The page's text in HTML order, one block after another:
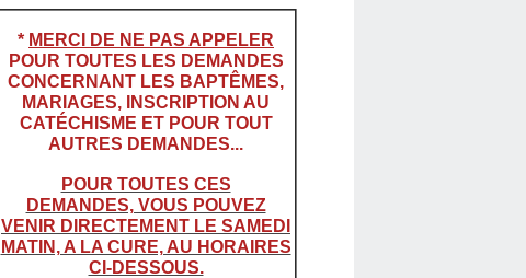
* MERCI DE NE PAS APPELER
POUR TOUTES LES DEMANDES
CONCERNANT LES BAPTÊMES,
MARIAGES, INSCRIPTION AU
CATÉCHISME ET POUR TOUT
AUTRES DEMANDES...
POUR TOUTES CES
DEMANDES, VOUS POUVEZ
VENIR DIRECTEMENT LE SAMEDI
MATIN, A LA CURE, AU HORAIRES
CI-DESSOUS.